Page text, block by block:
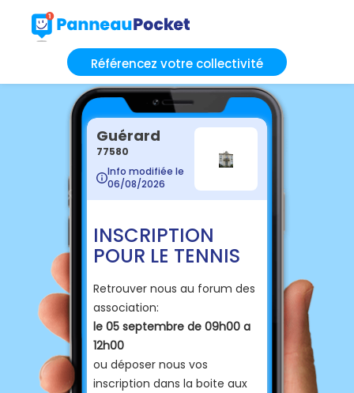
Référencez votre collectivité
Guérard
77580
Info modifiée le
06/08/2026
INSCRIPTION
POUR LE TENNIS
Retrouver nous au forum des
association:
le 05 septembre de 09h00 a
12h00
ou déposer nous vos
inscription dans la boite aux